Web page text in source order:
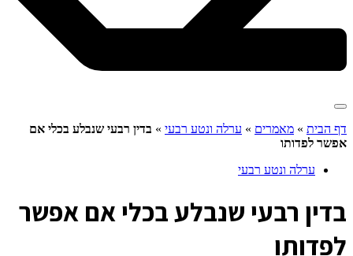
דף הבית » מאמרים » ערלה ונטע רבעי » בדין רבעי שנבלע בכלי אם
אפשר לפדותו
ערלה ונטע רבעי
בדין רבעי שנבלע בכלי אם אפשר
לפדותו